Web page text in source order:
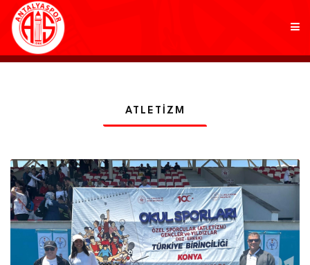
AKADEMİ
MARKALAR
TARAFTAR
ATLETIZM